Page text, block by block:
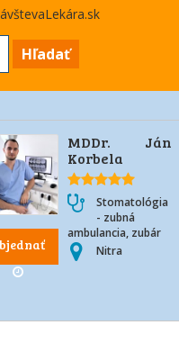
Hľadať
MDDr. Ján
Korbela
Stomatológia
- zubná
ambulancia, zubár
Nitra